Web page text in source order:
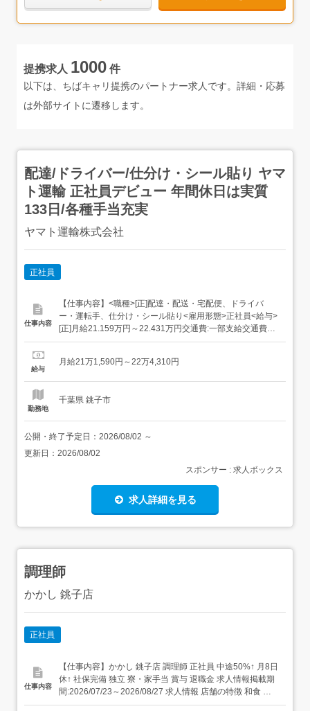
うで、人間関係の良さが伝わってきます。そんな居心地の
良さから定着率も高いそうで、最年少の20代の社員の方で
「今は特別なスキルがない…」という方も心配はいりませ
ん。一生もののスキルを身につけて地域に貢献したいとい
提携求人 1000 件
以下は、ちばキャリ提携のパートナー求人です。詳細・応募
は外部サイトに遷移します。
配達/ドライバー/仕分け・シール貼り ヤマ
ト運輸 正社員デビュー 年間休日は実質
133日/各種手当充実
ヤマト運輸株式会社
正社員
仕事内容
【仕事内容】<職種>[正]配達・配送・宅配便、ドライバ
ー・運転手、仕分け・シール貼り<雇用形態>正社員<給与>
[正]月給21.159万円～22.431万円交通費:一部支給交通費
(月上限5万円)昇給年1回賞与年2回(7月/12月 賞与4.5ヶ月実
デル月収・年収<佐倉市内勤務>30歳/残業25H/扶養家...
給与
月給21万1,590円～22万4,310円
勤務地
千葉県 銚子市
公開・終了予定日： 2026/08/02 ～
更新日： 2026/08/02
スポンサー : 求人ボックス
求人詳細を見る
調理師
かかし 銚子店
正社員
仕事内容
【仕事内容】かかし 銚子店 調理師 正社員 中途50%↑ 月8日
休↑ 社保完備 独立 寮・家⼿当 賞与 退職金 求人情報掲載期
間:2026/07/23～2026/08/27 求人情報 店舗の特徴 和食 住
所 千葉県 銚子市 三崎町2-2660-1 イオン銚子SC 1F 交 通